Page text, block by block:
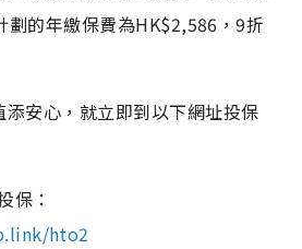
劃的年繳保費為HK$2,586，9折
安心，就立即到以下網址投保
保：
hto2